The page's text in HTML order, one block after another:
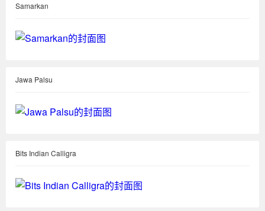
Samarkan
Jawa Palsu
Bits Indian Calligra